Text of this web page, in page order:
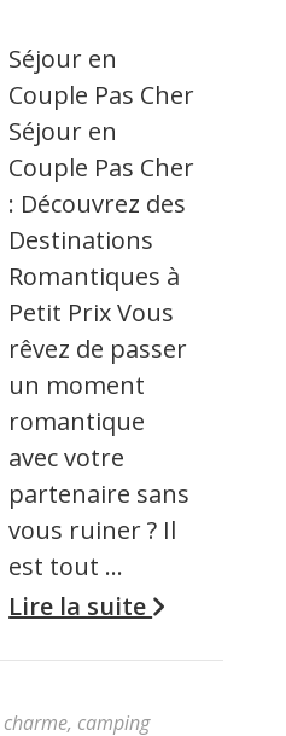
Séjour en
Couple Pas Cher
Séjour en
Couple Pas Cher
: Découvrez des
Destinations
Romantiques à
Petit Prix Vous
rêvez de passer
un moment
romantique
avec votre
partenaire sans
vous ruiner ? Il
est tout …
Lire la suite
, camping